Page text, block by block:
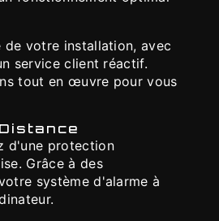
de votre installation, avec
service client réactif.
tout en œuvre pour vous
d'une protection
Grâce à des
système d'alarme à